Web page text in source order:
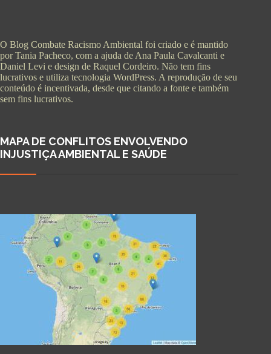
O Blog Combate Racismo Ambiental foi criado e é mantido
por Tania Pacheco, com a ajuda de Ana Paula Cavalcanti e
Daniel Levi e design de Raquel Cordeiro. Não tem fins
lucrativos e utiliza tecnologia WordPress. A reprodução de seu
conteúdo é incentivada, desde que citando a fonte e também
sem fins lucrativos.
MAPA DE CONFLITOS ENVOLVENDO
INJUSTIÇA AMBIENTAL E SAÚDE